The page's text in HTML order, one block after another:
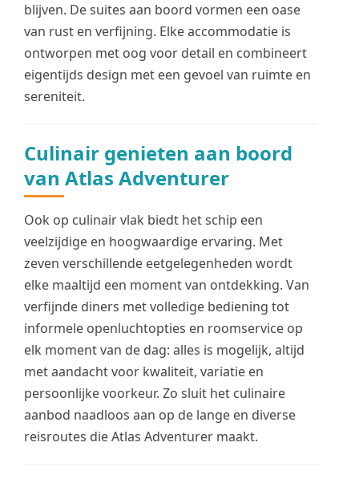
blijven. De suites aan boord vormen een oase
van rust en verfijning. Elke accommodatie is
ontworpen met oog voor detail en combineert
eigentijds design met een gevoel van ruimte en
sereniteit.
Culinair genieten aan boord
van Atlas Adventurer
Ook op culinair vlak biedt het schip een
veelzijdige en hoogwaardige ervaring. Met
zeven verschillende eetgelegenheden wordt
elke maaltijd een moment van ontdekking. Van
verfijnde diners met volledige bediening tot
informele openluchtopties en roomservice op
elk moment van de dag: alles is mogelijk, altijd
met aandacht voor kwaliteit, variatie en
persoonlijke voorkeur. Zo sluit het culinaire
aanbod naadloos aan op de lange en diverse
reisroutes die Atlas Adventurer maakt.